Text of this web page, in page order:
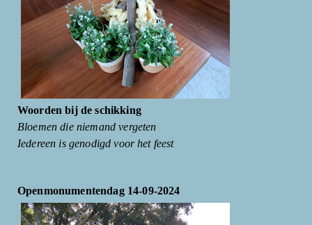
Woorden bij de schikking
Bloemen die niemand vergeten
Iedereen is genodigd voor het feest
Openmonumentendag 14-09-2024